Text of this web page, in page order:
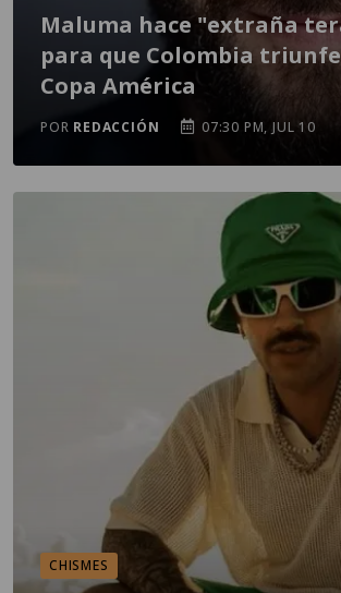
Maluma hace "extraña
para que Colombia
Copa América
POR REDACCIÓN 07:30 PM, JUL 10
CHISMES